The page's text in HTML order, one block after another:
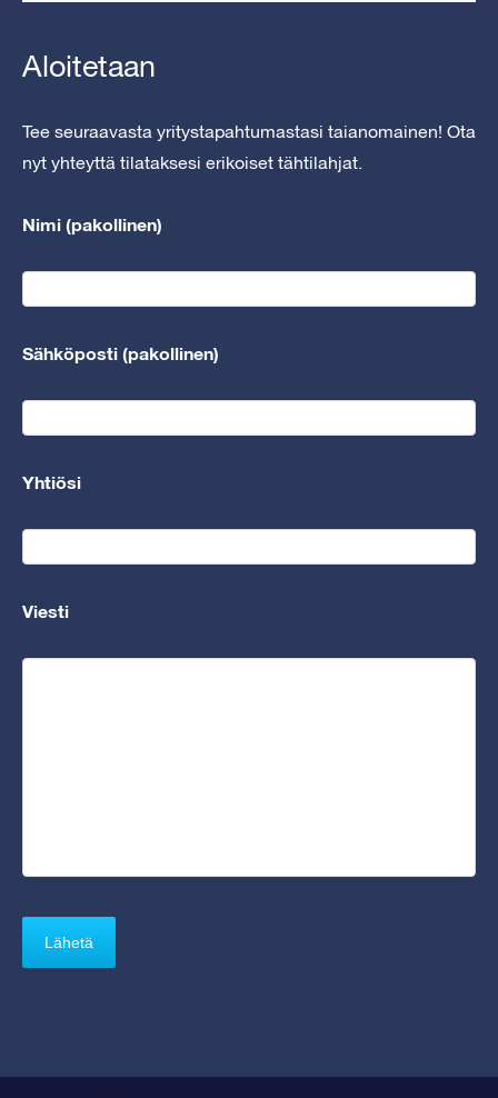
Aloitetaan
Tee seuraavasta yritystapahtumastasi taianomainen! Ota
nyt yhteyttä tilataksesi erikoiset tähtilahjat.
Nimi (pakollinen)
Sähköposti (pakollinen)
Yhtiösi
Viesti